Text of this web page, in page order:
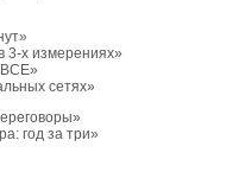
х измерениях»
ВСЕ»
сетях»
год за три»